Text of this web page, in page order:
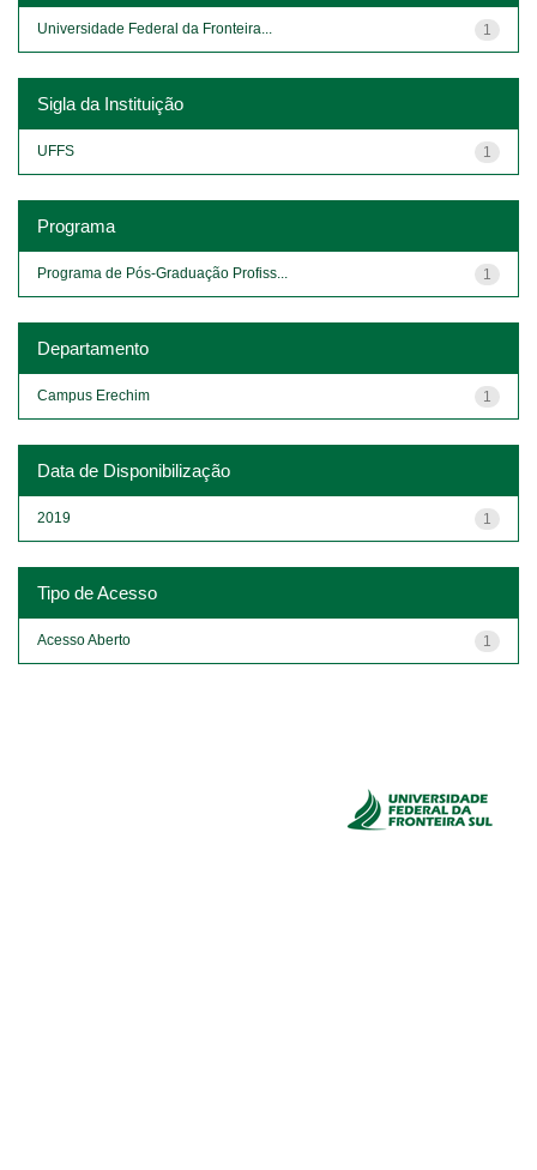
1
Universidade Federal da Fronteira...
Sigla da Instituição
1
UFFS
Programa
1
Programa de Pós-Graduação Profiss...
Departamento
1
Campus Erechim
Data de Disponibilização
1
2019
Tipo de Acesso
1
Acesso Aberto